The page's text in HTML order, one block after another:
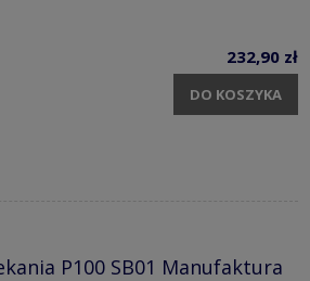
232,90 zł
DO KOSZYKA
P100 SB01 Manufaktura